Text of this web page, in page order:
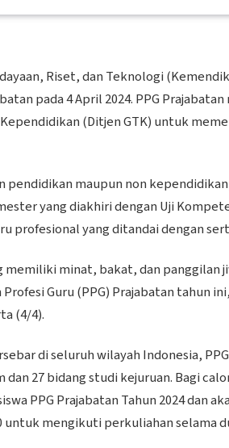
Riset, dan Teknologi
pada 4 April 2024. PPG
(Ditjen GTK) untuk
pendidikan maupun non
yang diakhiri dengan Uji
profesional yang ditandai dengan
minat, bakat, dan panggilan
Guru (PPG) Prajabatan tahun
(4/4).
di seluruh wilayah Indonesia,
27 bidang studi kejuruan. Bagi
PPG Prajabatan Tahun 2024 dan
untuk mengikuti perkuliahan selama